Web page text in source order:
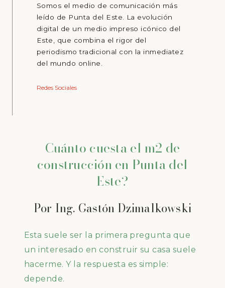
Somos el medio de comunicación más
leído de Punta del Este. La evolución
digital de un medio impreso icónico del
Este, que combina el rigor del
periodismo tradicional con la inmediatez
del mundo online.
Redes Sociales
Cuánto cuesta el m2 de
construcción en Punta del
Este?
Por Ing. Gastón Dzimalkowski
Esta suele ser la primera pregunta que
un interesado en construir su casa suele
hacerme. Y la respuesta es simple:
depende.